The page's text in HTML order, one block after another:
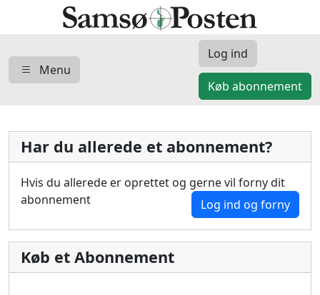
Menu
Log ind
Køb abonnement
Har du allerede et abonnement?
Hvis du allerede er oprettet og gerne vil forny dit
abonnement
Log ind og forny
Køb et Abonnement